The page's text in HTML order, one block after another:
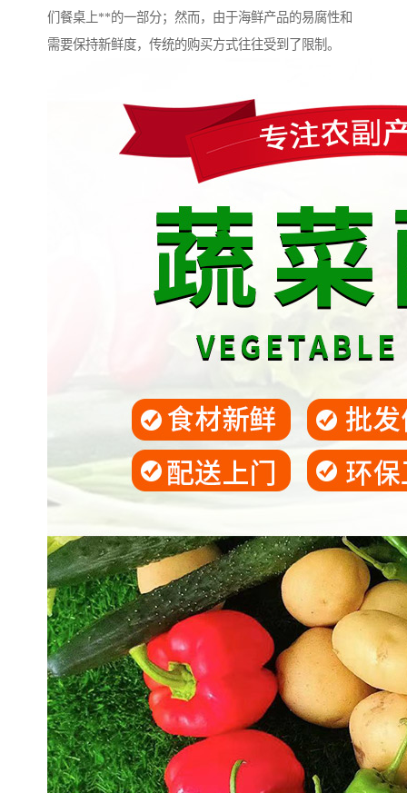
们餐桌上**的一部分；然而，由于海鲜产品的易腐性和
需要保持新鲜度，传统的购买方式往往受到了限制。